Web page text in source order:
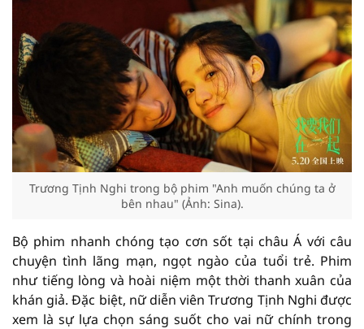
Trương Tịnh Nghi trong bộ phim "Anh muốn chúng ta ở
bên nhau" (Ảnh: Sina).
Bộ phim nhanh chóng tạo cơn sốt tại châu Á với câu
chuyện tình lãng mạn, ngọt ngào của tuổi trẻ. Phim
như tiếng lòng và hoài niệm một thời thanh xuân của
khán giả. Đặc biệt, nữ diễn viên Trương Tịnh Nghi được
xem là sự lựa chọn sáng suốt cho vai nữ chính trong